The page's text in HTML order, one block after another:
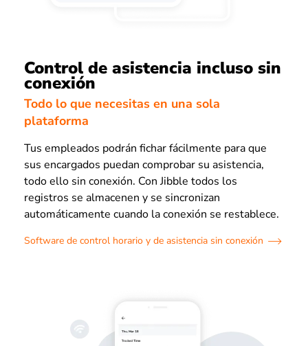
Control de asistencia incluso sin
conexión
Todo lo que necesitas en una sola
plataforma
Tus empleados podrán fichar fácilmente para que
sus encargados puedan comprobar su asistencia,
todo ello sin conexión. Con Jibble todos los
registros se almacenen y se sincronizan
automáticamente cuando la conexión se restablece.
Software de control horario y de asistencia sin conexión